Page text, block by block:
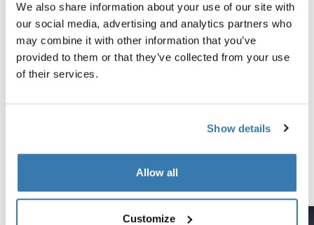
We also share information about your use of our site with
our social media, advertising and analytics partners who
may combine it with other information that you’ve
provided to them or that they’ve collected from your use
of their services.
Show details
Allow all
Customize
Toggle guides and instructions
說明
經過極限標準的測試
在瑞典希勒斯托普的 Thule Test Center™，產品都會經過
設計，而且還力求能與您的愛車緊密契合。以下略舉諸多
測試中的幾個例子。